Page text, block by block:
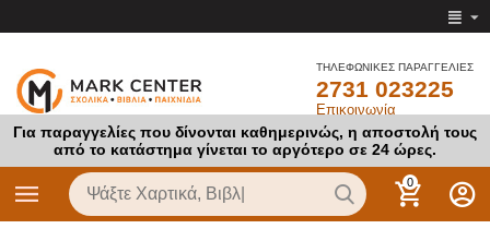
ΤΗΛΕΦΩΝΙΚΕΣ ΠΑΡΑΓΓΕΛΙΕΣ
2731 023225
Επικοινωνία
Για παραγγελίες που δίνονται καθημερινώς, η αποστολή τους
από το κατάστημα γίνεται το αργότερο σε 24 ώρες.
0